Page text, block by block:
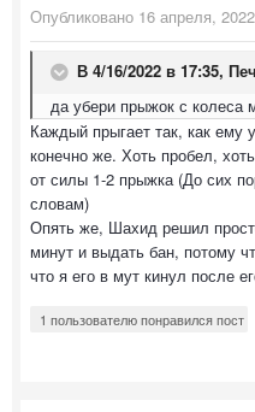
Опубликовано 16 апреля, 2022
В 4/16/2022 в 17:35,
да убери прыжок с колеса
Каждый прыгает так, как ему
конечно же. Хоть пробел,
от силы 1-2 прыжка (До сих
словам)
Опять же, Шахид решил
минут и выдать бан, потому
что я его в мут кинул после
1 пользователю понравился пост